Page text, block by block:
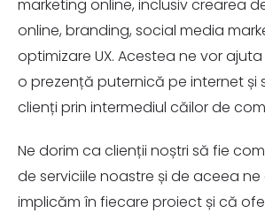
marketing online, inclusiv crearea
online, branding, social media
optimizare UX. Acestea ne vor
o prezență puternică pe internet și
clienți prin intermediul căilor de
Ne dorim ca clienții noștri să fie
de serviciile noastre și de aceea
implicăm în fiecare proiect și că